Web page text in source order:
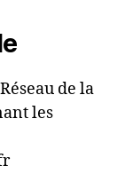
de la
les